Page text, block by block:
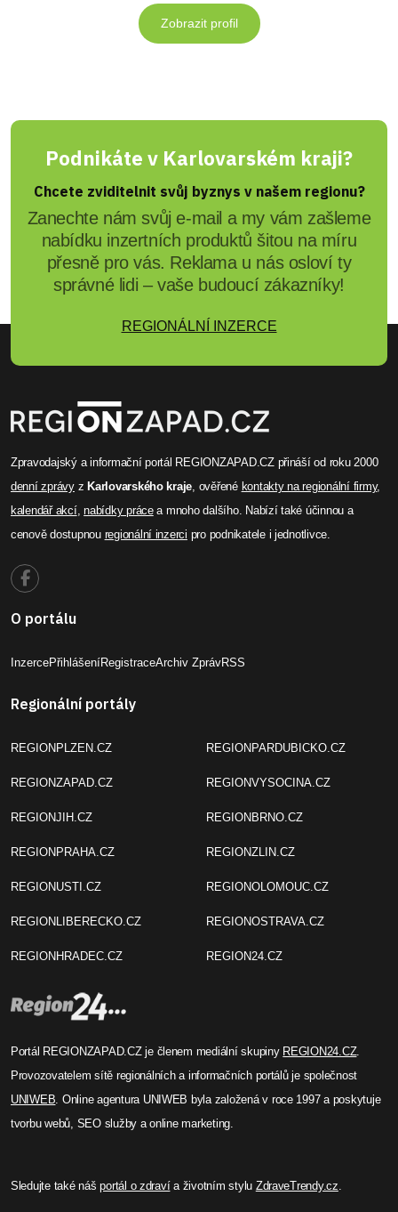
Zobrazit profil
Podnikáte v Karlovarském kraji?
Chcete zviditelnit svůj byznys v našem regionu?
Zanechte nám svůj e-mail a my vám zašleme
nabídku inzertních produktů šitou na míru
přesně pro vás. Reklama u nás osloví ty
správné lidi – vaše budoucí zákazníky!
REGIONÁLNÍ INZERCE
Zpravodajský a informační portál REGIONZAPAD.CZ přináší od roku 2000
denní zprávyzKarlovarského kraje , ověřené kontakty na regionální firmy,
kalendář akcí,nabídky prácea mnoho dalšího. Nabízí také účinnou a
cenově dostupnou regionální inzerci pro podnikatele i jednotlivce.
O portálu
InzercePřihlášeníRegistraceArchiv ZprávRSS
Regionální portály
REGIONPLZEN.CZ
REGIONZAPAD.CZ
REGIONJIH.CZ
REGIONPRAHA.CZ
REGIONUSTI.CZ
REGIONLIBERECKO.CZ
REGIONHRADEC.CZ
REGIONPARDUBICKO.CZ
REGIONVYSOCINA.CZ
REGIONBRNO.CZ
REGIONZLIN.CZ
REGIONOLOMOUC.CZ
REGIONOSTRAVA.CZ
REGION24.CZ
Portál REGIONZAPAD.CZ je členem mediální skupiny REGION24.CZ.
Provozovatelem sítě regionálních a informačních portálů je společnost
UNIWEB . Online agentura UNIWEB byla založená v roce 1997 a poskytuje
tvorbu webů, SEO služby a online marketing.
Sledujte také nášportál o zdravía životním stylu ZdraveTrendy.cz